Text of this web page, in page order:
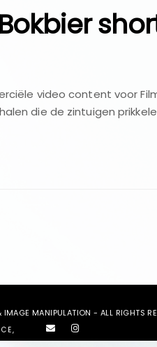
video content voor
die de zintuigen
MANIPULATION - ALL RIGHTS